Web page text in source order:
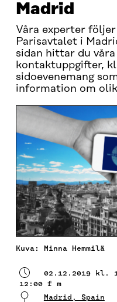
Madrid
Våra experter
Parisavtalet i
sidan hittar du
kontaktuppgifter,
sidoevenemang
information om
Kuva: Minna Hemmilä
02.12.2019 kl.
12:00 f m
Madrid, Spain